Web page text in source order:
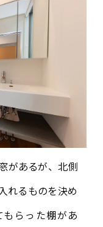
があるが、北側
れるものを決め
らった棚があ